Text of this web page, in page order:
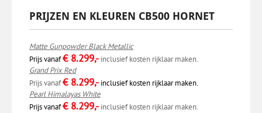
PRIJZEN EN KLEUREN CB500 HORNET
Matte Gunpowder Black Metallic
Prijs vanaf€ 8.299,- inclusief kosten rijklaar maken.
Grand Prix Red
Prijs vanaf€ 8.299,- inclusief kosten rijklaar maken.
Pearl Himalayas White
Prijs vanaf€ 8.299,- inclusief kosten rijklaar maken.